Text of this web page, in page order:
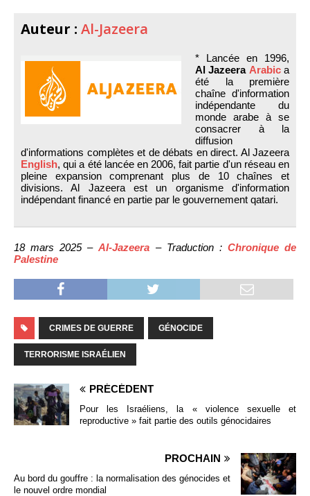
Auteur : Al-Jazeera
* Lancée en 1996,
Al Jazeera Arabica
été la première
chaîne d'information
indépendante du
monde arabe à se
consacrer à la
diffusion
d'informations complètes et de débats en direct. Al Jazeera
English, qui a été lancée en 2006, fait partie d'un réseau en
pleine expansion comprenant plus de 10 chaînes et
divisions. Al Jazeera est un organisme d'information
indépendant financé en partie par le gouvernement qatari.
18 mars 2025 –Al-Jazeera – Traduction : Chronique de
Palestine
CRIMES DE GUERRE GÉNOCIDE
TERRORISME ISRAÉLIEN
PRÉCÉDENT
Pour les Israéliens, la « violence sexuelle et
reproductive » fait partie des outils génocidaires
PROCHAIN
Au bord du gouffre : la normalisation des génocides et
le nouvel ordre mondial